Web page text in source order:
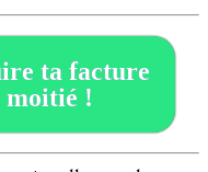
ta facture
moitié !